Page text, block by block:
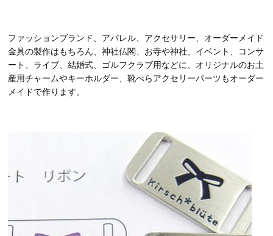
ファッションブランド、アパレル、アクセサリー、オーダーメイド
金具の製作はもちろん、神社仏閣、お寺や神社、イベント、コンサ
ート、ライブ、結婚式、ゴルフクラブ用などに、オリジナルのお土
産用チャームやキーホルダー、靴べらアクセリーパーツもオーダー
メイドで作ります。